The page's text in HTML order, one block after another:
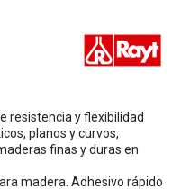
resistencia y flexibilidad
planos y curvos,
finas y duras en
madera. Adhesivo rápido